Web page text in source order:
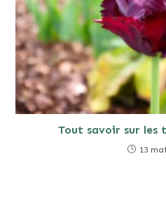
Tout savoir sur les
13